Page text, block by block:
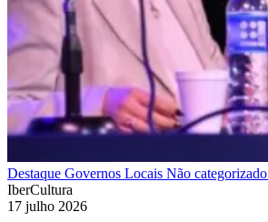
Destaque Governos Locais Não categorizado
IberCultura
17 julho 2026